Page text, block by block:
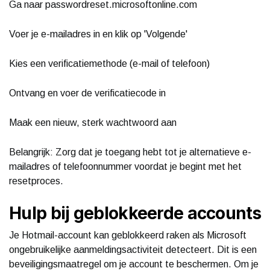
Ga naar passwordreset.microsoftonline.com
Voer je e-mailadres in en klik op 'Volgende'
Kies een verificatiemethode (e-mail of telefoon)
Ontvang en voer de verificatiecode in
Maak een nieuw, sterk wachtwoord aan
Belangrijk: Zorg dat je toegang hebt tot je alternatieve e-
mailadres of telefoonnummer voordat je begint met het
resetproces.
Hulp bij geblokkeerde accounts
Je Hotmail-account kan geblokkeerd raken als Microsoft
ongebruikelijke aanmeldingsactiviteit detecteert. Dit is een
beveiligingsmaatregel om je account te beschermen. Om je